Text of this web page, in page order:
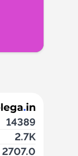
14389
2.7K
2707.0